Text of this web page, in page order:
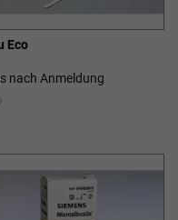
Eco
nach Anmeldung
ZUR